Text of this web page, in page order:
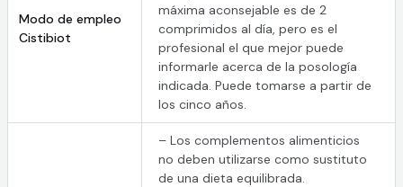
Modo de empleo
Cistibiot
máxima aconsejable es de 2
comprimidos al día, pero es el
profesional el que mejor puede
informarle acerca de la posología
indicada. Puede tomarse a partir de
los cinco años.
– Los complementos alimenticios
no deben utilizarse como sustituto
de una dieta equilibrada.